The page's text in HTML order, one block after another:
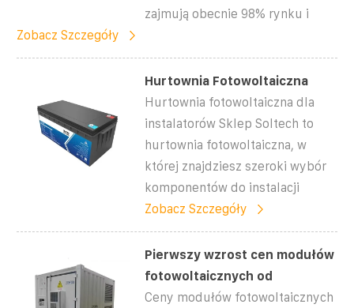
zajmują obecnie 98% rynku i
Zobacz Szczegóły
Hurtownia Fotowoltaiczna
Hurtownia fotowoltaiczna dla
instalatorów Sklep Soltech to
hurtownia fotowoltaiczna, w
której znajdziesz szeroki wybór
komponentów do instalacji
Zobacz Szczegóły
Pierwszy wzrost cen modułów
fotowoltaicznych od
Ceny modułów fotowoltaicznych